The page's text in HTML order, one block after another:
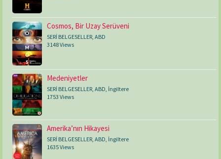
Cosmos, Bir Uzay Serüveni
SERİ BELGESELLER ABD
3148 Views
Medeniyetler
SERİ BELGESELLER ABD İngiltere
1753 Views
Amerika’nın Hikayesi
SERİ BELGESELLER, ABD, İngiltere
1635 Views